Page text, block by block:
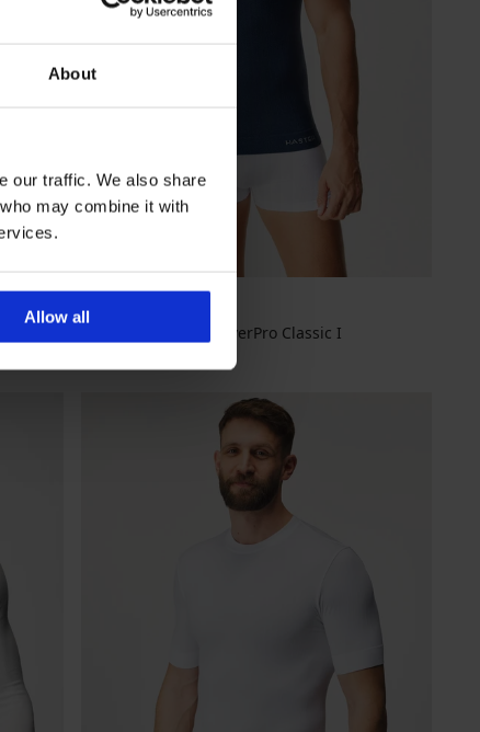
About
our traffic. We also share
may combine it with
Allow all
Безшевна блуза SilverPro Classic I